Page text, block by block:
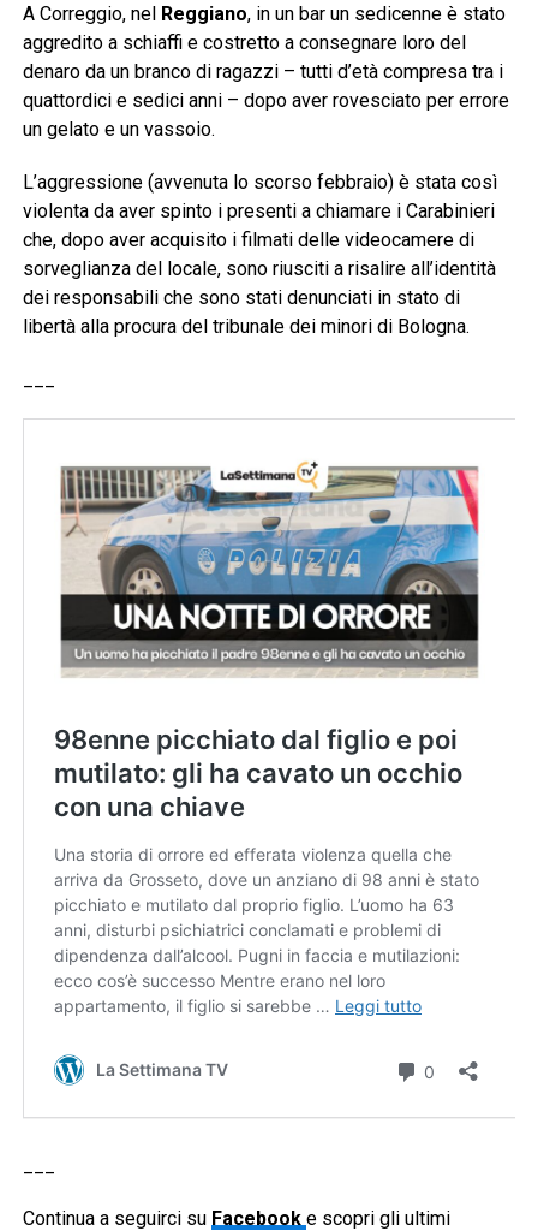
A Correggio, nel Reggiano, in un bar un sedicenne è stato
aggredito a schiaffi e costretto a consegnare loro del
denaro da un branco di ragazzi – tutti d’età compresa tra i
quattordici e sedici anni – dopo aver rovesciato per errore
un gelato e un vassoio.
L’aggressione (avvenuta lo scorso febbraio) è stata così
violenta da aver spinto i presenti a chiamare i Carabinieri
che, dopo aver acquisito i filmati delle videocamere di
sorveglianza del locale, sono riusciti a risalire all’identità
dei responsabili che sono stati denunciati in stato di
libertà alla procura del tribunale dei minori di Bologna.
Continua a seguirci su Facebook e scopri gli ultimi